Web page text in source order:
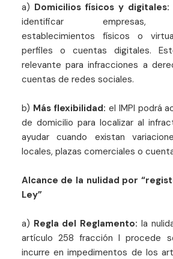
a) Domicilios físicos y digitales:
identificar empresas,
establecimientos físicos o
perfiles o cuentas digitales.
relevante para infracciones a
cuentas de redes sociales.
b) Más flexibilidad: el IMPI podrá
de domicilio para localizar al
ayudar cuando existan
locales, plazas comerciales o
Alcance de la nulidad por
Ley”
a) Regla del Reglamento:la
artículo 258 fracción I procede
incurre en impedimentos de los